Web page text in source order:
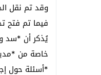
وقد تم نقل
فيما تم فتح
يُذكر أن *سد
*أسئلة حول